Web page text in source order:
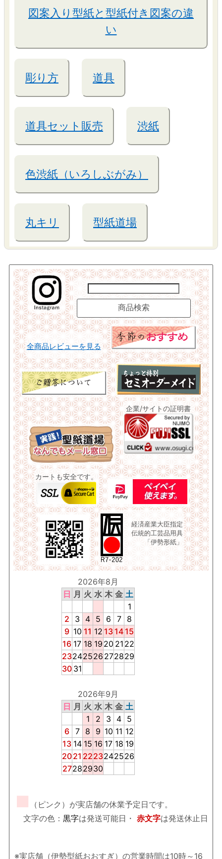
図案入り型紙と型紙付き図案の違
い
彫り方 道具
道具セット販売 渋紙
色渋紙（いろしぶがみ）
丸キリ 型紙道場
全商品レビューを見る
企業/サイトの証明書
カートも安全です。
経済産業大臣指定
伝統的工芸品用具
「伊勢形紙」
2026年8月
日 月 火 水 木 金 土
1
2
3 4 5 6 7
8
9 10 11 12 13 14 15
16 17 18 19 20 21 22
23242526 272829
30 31
2026年9月
日 月 火 水 木 金 土
1
2 3 4 5
6 7 8 9 10 11 12
13 14 15 16 17 18 19
2021 2223242526
27282930
■
（ピンク）が実店舗の休業予定日です。
文字の色： 黒字は発送可能日・ 赤文字は発送休止日
※実店舗（伊勢型紙おおすぎ）の営業時間は10時～16